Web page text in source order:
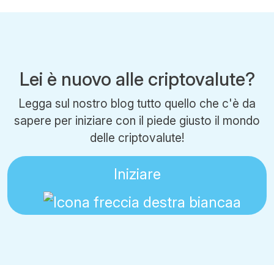
Lei è nuovo alle criptovalute?
Legga sul nostro blog tutto quello che c'è da
sapere per iniziare con il piede giusto il mondo
delle criptovalute!
Iniziare